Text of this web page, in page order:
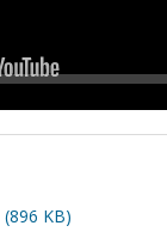
(896 KB)